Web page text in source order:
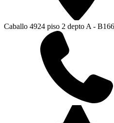
Caballo 4924 piso 2 depto A -